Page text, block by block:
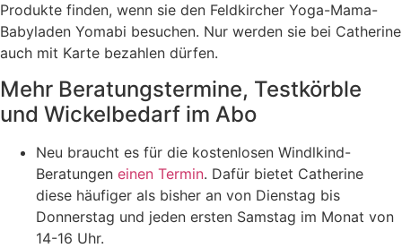
Produkte finden, wenn sie den Feldkircher Yoga-Mama-
Babyladen Yomabi besuchen. Nur werden sie bei Catherine
auch mit Karte bezahlen dürfen.
Mehr Beratungstermine, Testkörble
und Wickelbedarf im Abo
Neu braucht es für die kostenlosen Windlkind-
Beratungen einen Termin. Dafür bietet Catherine
diese häufiger als bisher an von Dienstag bis
Donnerstag und jeden ersten Samstag im Monat von
14-16 Uhr.